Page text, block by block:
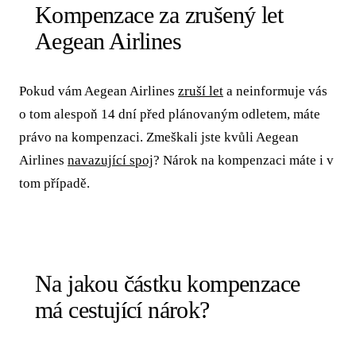
Kompenzace za zrušený let
Aegean Airlines
Pokud vám Aegean Airlines zruší let a neinformuje vás
o tom alespoň 14 dní před plánovaným odletem, máte
právo na kompenzaci. Zmeškali jste kvůli Aegean
Airlines navazující spoj? Nárok na kompenzaci máte i v
tom případě.
Na jakou částku kompenzace
má cestující nárok?